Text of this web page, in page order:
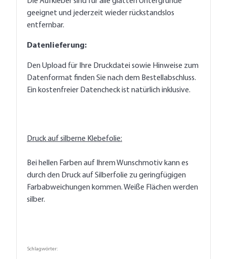
geeignet und jederzeit wieder rückstandslos
entfernbar.
Datenlieferung:
Den Upload für Ihre Druckdatei sowie Hinweise zum
Datenformat finden Sie nach dem Bestellabschluss.
Ein kostenfreier Datencheck ist natürlich inklusive.
Druck auf silberne Klebefolie:
Bei hellen Farben auf Ihrem Wunschmotiv kann es
durch den Druck auf Silberfolie zu geringfügigen
Farbabweichungen kommen. Weiße Flächen werden
silber.
Schlagwörter: